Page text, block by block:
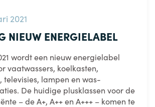
2021
NIEUW ENERGIELABEL
wordt een nieuw energielabel
vaatwassers, koelkasten,
televisies, lampen en was-
De huidige plusklassen voor de
– de A+, A++ en A+++ – komen te